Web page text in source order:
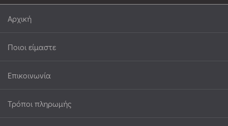
Αρχική
Ποιοι είμαστε
Επικοινωνία
Τρόποι πληρωμής